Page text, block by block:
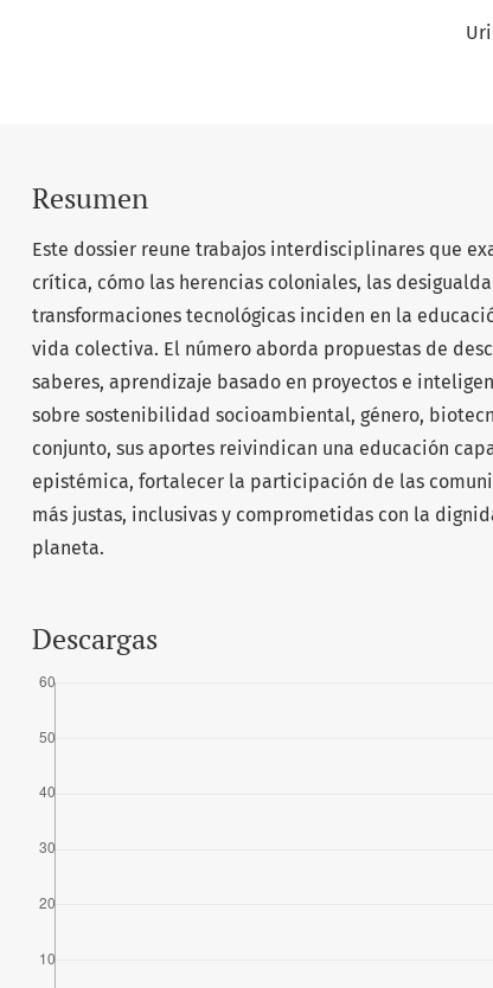
Resumen
Este dossier reune trabajos interdisciplinares que
crítica, cómo las herencias coloniales, las
transformaciones tecnológicas inciden en la
vida colectiva. El número aborda propuestas de
saberes, aprendizaje basado en proyectos e
sobre sostenibilidad socioambiental, género,
conjunto, sus aportes reivindican una educación
epistémica, fortalecer la participación de las
más justas, inclusivas y comprometidas con la
planeta.
Descargas